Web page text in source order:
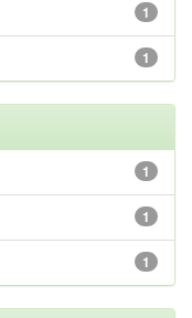
1
1
1
1
1